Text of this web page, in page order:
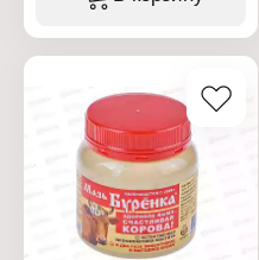
Вариация: кормовая